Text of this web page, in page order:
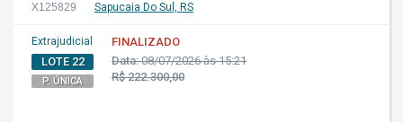
X125829 Sapucaia Do Sul, RS
Extrajudicial
LOTE 22
P. ÚNICA
FINALIZADO
Data:08/07/2026 às 15:21
R$ 222.300,00